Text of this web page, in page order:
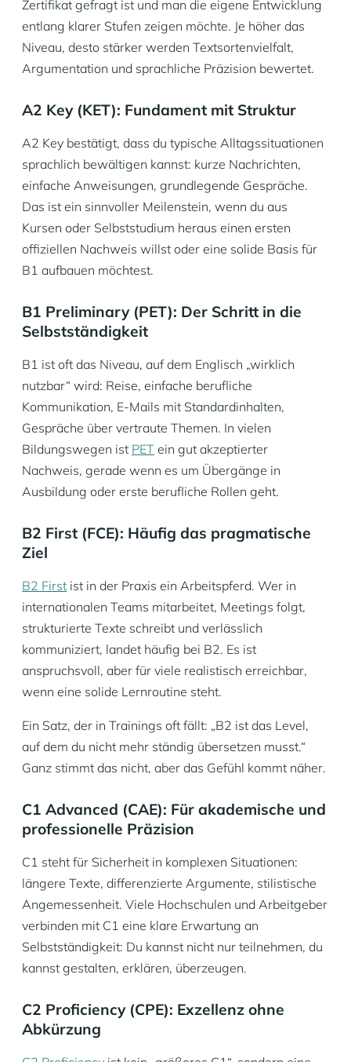
Zertifikat gefragt ist und man die eigene Entwicklung
entlang klarer Stufen zeigen möchte. Je höher das
Niveau, desto stärker werden Textsortenvielfalt,
Argumentation und sprachliche Präzision bewertet.
A2 Key (KET): Fundament mit Struktur
A2 Key bestätigt, dass du typische Alltagssituationen
sprachlich bewältigen kannst: kurze Nachrichten,
einfache Anweisungen, grundlegende Gespräche.
Das ist ein sinnvoller Meilenstein, wenn du aus
Kursen oder Selbststudium heraus einen ersten
offiziellen Nachweis willst oder eine solide Basis für
B1 aufbauen möchtest.
B1 Preliminary (PET): Der Schritt in die
Selbstständigkeit
B1 ist oft das Niveau, auf dem Englisch „wirklich
nutzbar“ wird: Reise, einfache berufliche
Kommunikation, E-Mails mit Standardinhalten,
Gespräche über vertraute Themen. In vielen
Bildungswegen ist PET ein gut akzeptierter
Nachweis, gerade wenn es um Übergänge in
Ausbildung oder erste berufliche Rollen geht.
B2 First (FCE): Häufig das pragmatische
Ziel
B2 First ist in der Praxis ein Arbeitspferd. Wer in
internationalen Teams mitarbeitet, Meetings folgt,
strukturierte Texte schreibt und verlässlich
kommuniziert, landet häufig bei B2. Es ist
anspruchsvoll, aber für viele realistisch erreichbar,
wenn eine solide Lernroutine steht.
Ein Satz, der in Trainings oft fällt: „B2 ist das Level,
auf dem du nicht mehr ständig übersetzen musst.“
Ganz stimmt das nicht, aber das Gefühl kommt näher.
C1 Advanced (CAE): Für akademische und
professionelle Präzision
C1 steht für Sicherheit in komplexen Situationen:
längere Texte, differenzierte Argumente, stilistische
Angemessenheit. Viele Hochschulen und Arbeitgeber
verbinden mit C1 eine klare Erwartung an
Selbstständigkeit: Du kannst nicht nur teilnehmen, du
kannst gestalten, erklären, überzeugen.
C2 Proficiency (CPE): Exzellenz ohne
Abkürzung